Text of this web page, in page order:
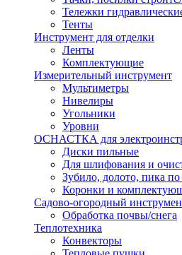
Тележки
Тенты
Инструмент для отделки
Ленты
Комплектующие
Измерительный инструмент
Мультиметры
Нивелиры
Угольники
Уровни
ОСНАСТКА для
Диски пильные
Для шлифования и
Зубило, долото, пика по
Коронки и
Садово-огородный
Обработка почвы/снега
Теплотехника
Конвекторы